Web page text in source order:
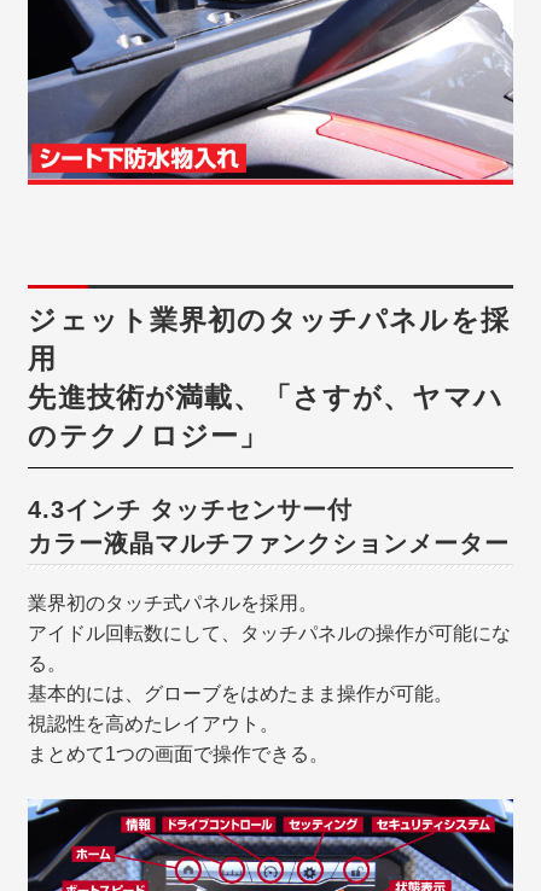
ジェット業界初のタッチパネルを採
用
先進技術が満載、「さすが、ヤマハ
のテクノロジー」
4.3インチ タッチセンサー付
カラー液晶マルチファンクションメーター
業界初のタッチ式パネルを採用。
アイドル回転数にして、タッチパネルの操作が可能にな
る。
基本的には、グローブをはめたまま操作が可能。
視認性を高めたレイアウト。
まとめて1つの画面で操作できる。